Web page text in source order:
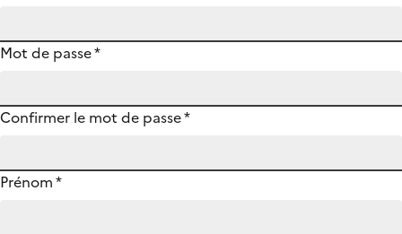
Mot de passe*
Confirmer le mot de passe*
Prénom*